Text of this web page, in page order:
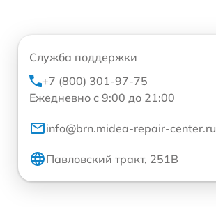
Служба поддержки
+7 (800) 301-97-75
Ежедневно с 9:00 до 21:00
info@brn.midea-repair-center.ru
Павловский тракт, 251В